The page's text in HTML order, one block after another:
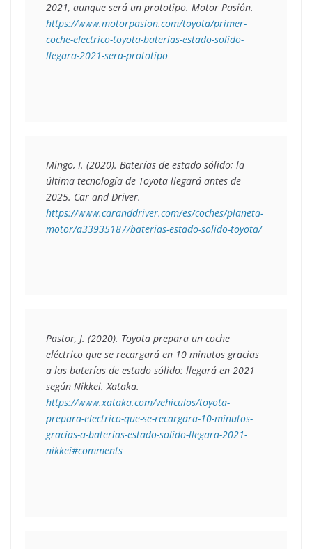
2021, aunque será un prototipo
https://www.motorpasion.com/toyota/primer-
coche-electrico-toyota-baterias-estado-solido-
llegara-2021-sera-prototipo
Mingo, I. (2020). Baterías de estado sólido; la
última tecnología de Toyota llegará antes de
2025
https://www.caranddriver.com/es/coches/planeta-
motor/a33935187/baterias-estado-solido-toyota/
Pastor, J. (2020). Toyota prepara un coche
eléctrico que se recargará en 10 minutos gracias
a las baterías de estado sólido: llegará en 2021
según Nikkei
https://www.xataka.com/vehiculos/toyota-
prepara-electrico-que-se-recargara-10-minutos-
gracias-a-baterias-estado-solido-llegara-2021-
nikkei#comments